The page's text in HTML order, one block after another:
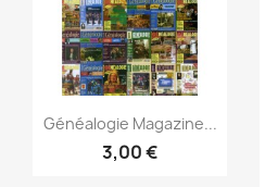
Aperçu rapide
Généalogie Magazine...
3,00 €